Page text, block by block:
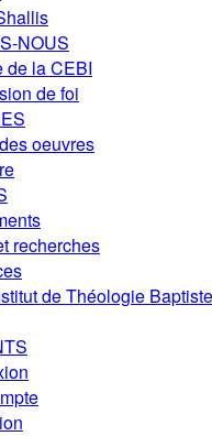
NOUS
de la CEBI
de foi
oeuvres
recherches
de Théologie